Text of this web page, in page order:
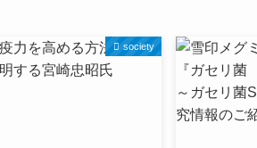
society